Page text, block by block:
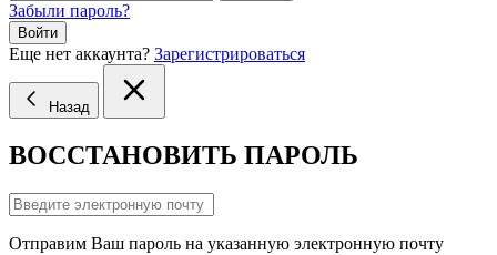
Забыли пароль?
Войти
Еще нет аккаунта? Зарегистрироваться
Назад
ВОССТАНОВИТЬ ПАРОЛЬ
Отправим Ваш пароль на указанную электронную почту